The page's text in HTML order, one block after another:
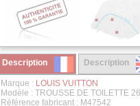
Description Description
Marque : LOUIS VUITTON
Modèle : TROUSSE DE TOILETTE
Référence fabricant : M47542